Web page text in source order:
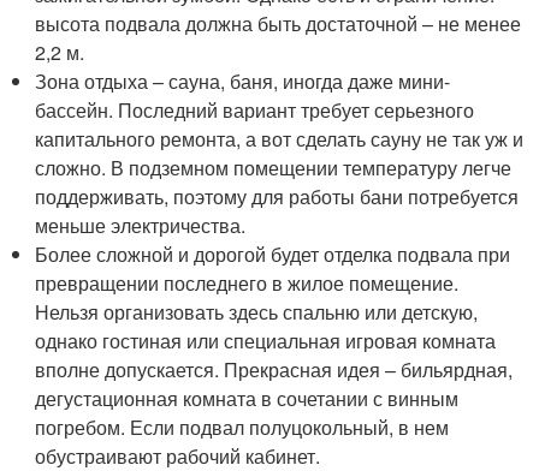
высота подвала должна быть достаточной – не менее
2,2 м.
Зона отдыха – сауна, баня, иногда даже мини-
бассейн. Последний вариант требует серьезного
капитального ремонта, а вот сделать сауну не так уж и
сложно. В подземном помещении температуру легче
поддерживать, поэтому для работы бани потребуется
меньше электричества.
Более сложной и дорогой будет отделка подвала при
превращении последнего в жилое помещение.
Нельзя организовать здесь спальню или детскую,
однако гостиная или специальная игровая комната
вполне допускается. Прекрасная идея – бильярдная,
дегустационная комната в сочетании с винным
погребом. Если подвал полуцокольный, в нем
обустраивают рабочий кабинет.